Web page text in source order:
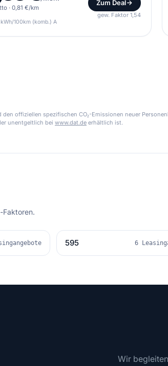
· 0,81 €/km
Zum Deal
gew. Faktor 1,54
100km (komb.) A
offiziellen spezifischen CO₂-Emissionen neuer
unentgeltlich bei www.dat.de erhältlich ist.
Faktoren.
595 6
Wir